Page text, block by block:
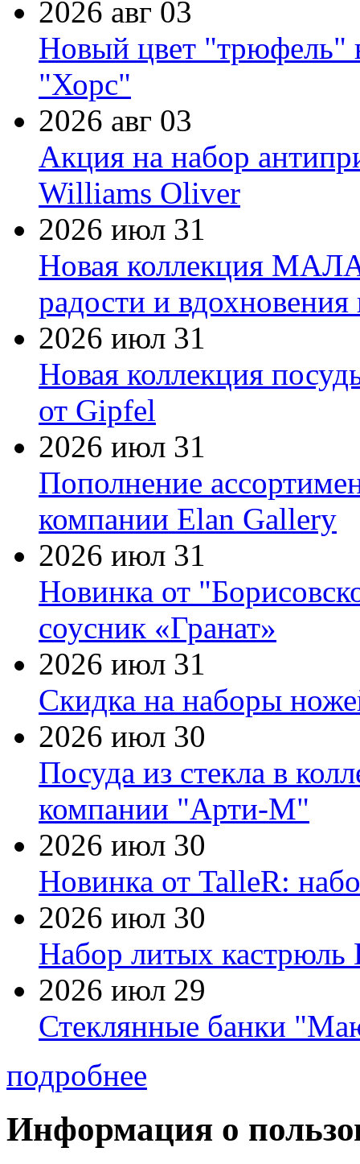
2026 авг 03
Новый цвет "трюфель"
"Хорс"
2026 авг 03
Акция на набор
Williams Oliver
2026 июл 31
Новая коллекция
радости и
2026 июл 31
Новая коллекция
от Gipfel
2026 июл 31
Пополнение
компании Elan Gallery
2026 июл 31
Новинка от
соусник «Гранат»
2026 июл 31
Скидка на наборы
2026 июл 30
Посуда из стекла в
компании "Арти-М"
2026 июл 30
Новинка от TalleR:
2026 июл 30
Набор литых кастрюль
2026 июл 29
Стеклянные банки
подробнее
Информация о